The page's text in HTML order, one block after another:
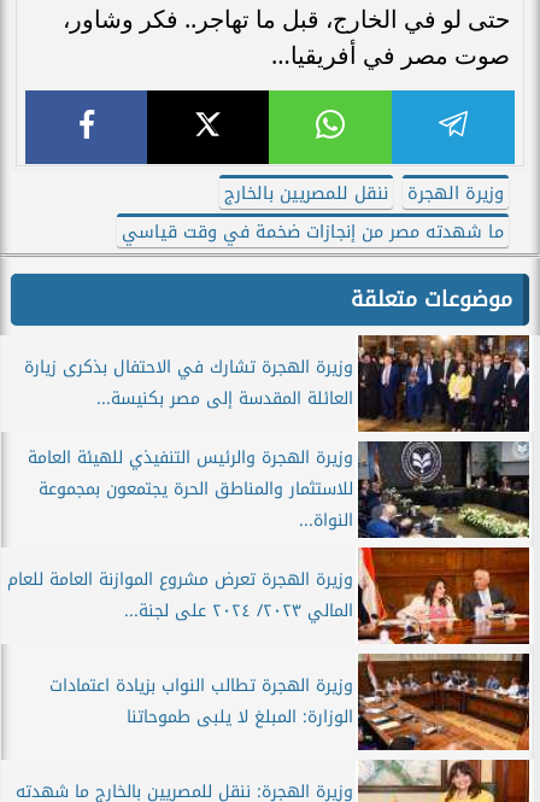
حتى لو في الخارج، قبل ما تهاجر.. ‏فكر ‏وشاور،
صوت مصر في أفريقيا…
وزيرة الهجرة
ننقل للمصريين بالخارج
ما شهدته مصر من إنجازات ضخمة في وقت قياسي
موضوعات متعلقة
وزيرة الهجرة تشارك في الاحتفال بذكرى زيارة
العائلة المقدسة إلى مصر بكنيسة...
وزيرة الهجرة والرئيس التنفيذي للهيئة العامة
للاستثمار والمناطق الحرة يجتمعون بمجموعة
النواة...
وزيرة الهجرة تعرض مشروع الموازنة العامة للعام
المالي ٢٠٢٣/ ٢٠٢٤ على لجنة...
وزيرة الهجرة تطالب النواب بزيادة اعتمادات
الوزارة: المبلغ لا يلبى طموحاتنا
وزيرة الهجرة: ننقل للمصريين بالخارج ما شهدته